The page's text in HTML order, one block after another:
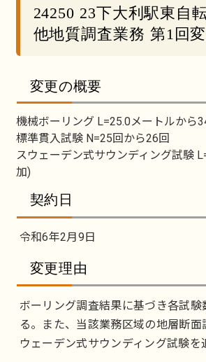
24250 23下大利駅東自
他地質調査業務 第1回
変更の概要
機械ボーリング L=25.0メートルから
標準貫入試験 N=25回から26回
スウェーデン式サウンディング試験
加)
契約日
令和6年2月9日
変更理由
ボーリング調査結果に基づき各試験
る。また、当該業務区域の地層断面
ウェーデン式サウンディング試験を